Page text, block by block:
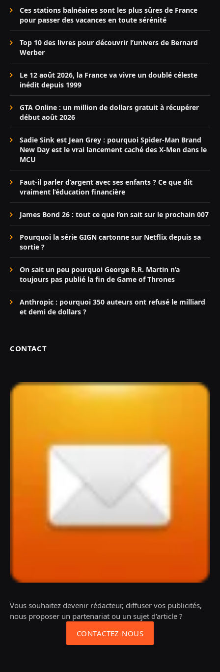
Ces stations balnéaires sont les plus sûres de France
pour passer des vacances en toute sérénité
Top 10 des livres pour découvrir l’univers de Bernard
Werber
Le 12 août 2026, la France va vivre un doublé céleste
inédit depuis 1999
GTA Online : un million de dollars gratuit à récupérer
début août 2026
Sadie Sink est Jean Grey : pourquoi Spider-Man Brand
New Day est le vrai lancement caché des X-Men dans le
MCU
Faut-il parler d’argent avec ses enfants ? Ce que dit
vraiment l’éducation financière
James Bond 26 : tout ce que l’on sait sur le prochain 007
Pourquoi la série GIGN cartonne sur Netflix depuis sa
sortie ?
On sait un peu pourquoi George R.R. Martin n’a
toujours pas publié la fin de Game of Thrones
Anthropic : pourquoi 350 auteurs ont refusé le milliard
et demi de dollars ?
CONTACT
Vous souhaitez devenir rédacteur, diffuser vos publicités,
nous proposer un partenariat ou un sujet d'article ?
CONTACTEZ-NOUS